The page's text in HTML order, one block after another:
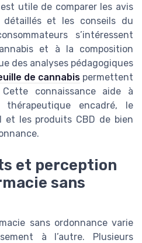
utile de comparer les avis
et les conseils du
s’intéressent
et à la composition
des analyses pédagogiques
de cannabis permettent
connaissance aide à
encadré, le
et les produits CBD de bien
et perception
sans
sans ordonnance varie
à l’autre. Plusieurs